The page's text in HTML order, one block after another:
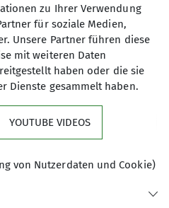
529 oder per
zu Ihrer Verwendung
für soziale Medien,
Unsere Partner führen diese
mit weiteren Daten
haben oder die sie
Dienste gesammelt haben.
YOUTUBE VIDEOS
von Nutzerdaten und Cookie)